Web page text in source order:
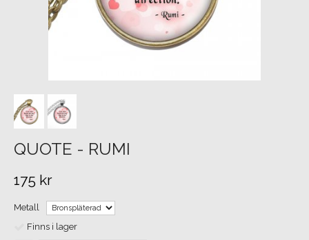
QUOTE - RUMI
175 kr
Metall
Finns i lager